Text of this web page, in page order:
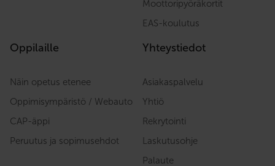
Moottoripyöräkortit
EAS-koulutus
Oppilaille
Näin opetus etenee
Oppimisympäristö / Webauto
CAP-äppi
Peruutus ja sopimusehdot
Yhteystiedot
Asiakaspalvelu
Yhtiö
Rekrytointi
Laskutusohje
Palaute